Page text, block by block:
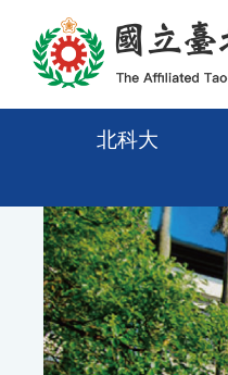
移至網頁之主要內容區位置
北科大